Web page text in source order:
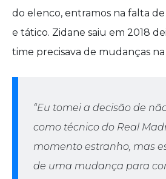
do elenco, entramos na falta
e tático. Zidane saiu em 2018
time precisava de mudanças
“Eu tomei a decisão de
como técnico do Real
momento estranho, mas
de uma mudança para